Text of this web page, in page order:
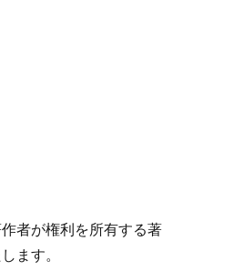
者が権利を所有する著
ます。